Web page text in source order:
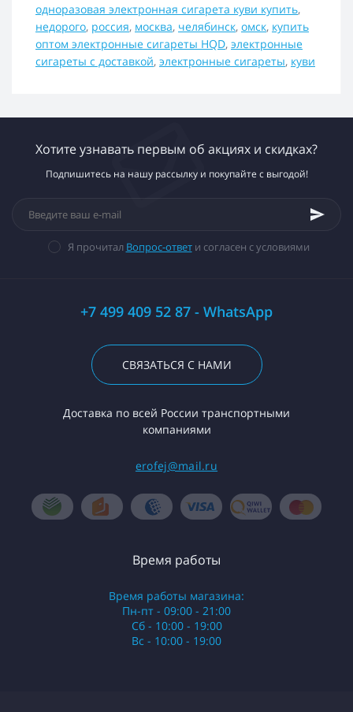
одноразовая электронная сигарета куви купить,
недорого, россия, москва, челябинск, омск, купить
оптом электронные сигареты HQD, электронные
сигареты с доставкой, электронные сигареты, куви
Хотите узнавать первым об акциях и скидках?
Подпишитесь на нашу рассылку и покупайте с выгодой!
Я прочитал Вопрос-ответи согласен с условиями
+7 499 409 52 87 - WhatsApp
СВЯЗАТЬСЯ С НАМИ
Доставка по всей России транспортными
компаниями
erofej@mail.ru
Время работы
Время работы магазина:
Пн-пт - 09:00 - 21:00
Сб - 10:00 - 19:00
Вс - 10:00 - 19:00